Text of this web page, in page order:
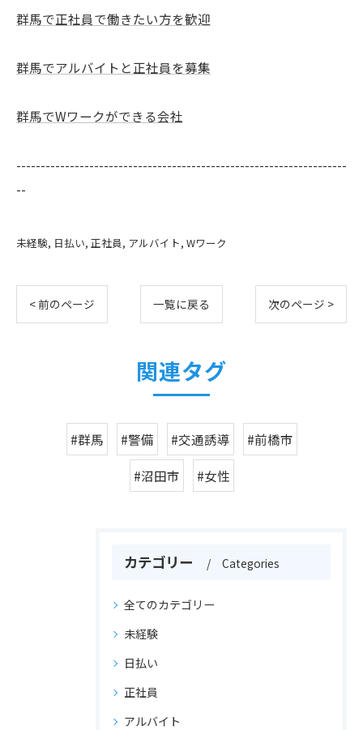
群馬で正社員で働きたい方を歓迎
群馬でアルバイトと正社員を募集
群馬でWワークができる会社
--------------------------------------------------------------------
--
未経験 日払い 正社員 アルバイト Wワーク
< 前のページ 一覧に戻る 次のページ >
関連タグ
#群馬 #警備 #交通誘導 #前橋市
#沼田市 #女性
カテゴリー Categories
全てのカテゴリー
未経験
日払い
正社員
アルバイト